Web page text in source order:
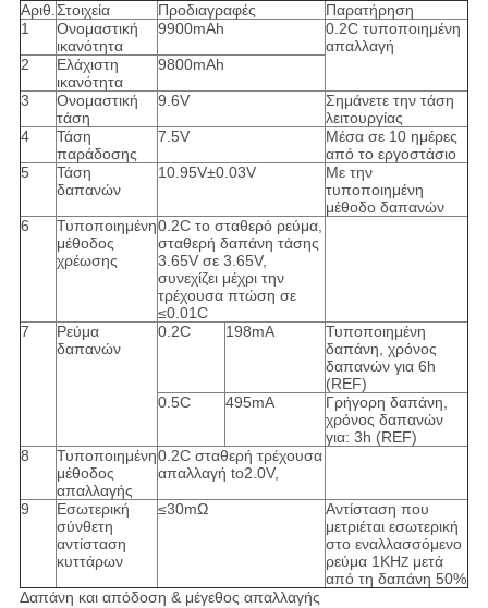
Αριθ.Στοιχεία Προδιαγραφές
Παρατήρηση
1
Ονομαστική
ικανότητα
9900mAh
0.2C τυποποιημένη
απαλλαγή
2
Ελάχιστη
ικανότητα
9800mAh
3
Ονομαστική
τάση
9.6V
Σημάνετε την τάση
λειτουργίας
4
Τάση
παράδοσης
7.5V
Μέσα σε 10 ημέρες
από το εργοστάσιο
5
Τάση
δαπανών
10.95V±0.03V
Με την
τυποποιημένη
μέθοδο δαπανών
6
Τυποποιημένη
μέθοδος
χρέωσης
0.2C το σταθερό ρεύμα,
σταθερή δαπάνη τάσης
3.65V σε 3.65V,
συνεχίζει μέχρι την
τρέχουσα πτώση σε
≤0.01C
7
Ρεύμα
δαπανών
0.2C 198mA
Τυποποιημένη
δαπάνη, χρόνος
δαπανών για 6h
(REF)
0.5C
495mA
Γρήγορη δαπάνη,
χρόνος δαπανών
για: 3h (REF)
8
Τυποποιημένη
μέθοδος
απαλλαγής
0.2C σταθερή τρέχουσα
απαλλαγή to2.0V,
9
Εσωτερική
σύνθετη
αντίσταση
κυττάρων
≤30mΩ
Αντίσταση που
μετριέται εσωτερική
στο εναλλασσόμενο
ρεύμα 1KHΖμετά
από τη δαπάνη 50%
Δαπάνη και απόδοση & μέγεθος απαλλαγής